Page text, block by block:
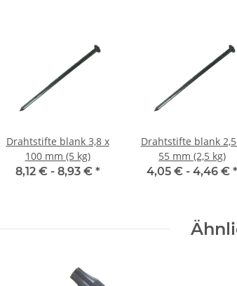
Drahtstifte blank 3,8 x
100 mm (5 kg)
8,12 € - 8,93 € *
Drahtstifte blank
55 mm (2,5 kg)
4,05 € - 4,46 € *